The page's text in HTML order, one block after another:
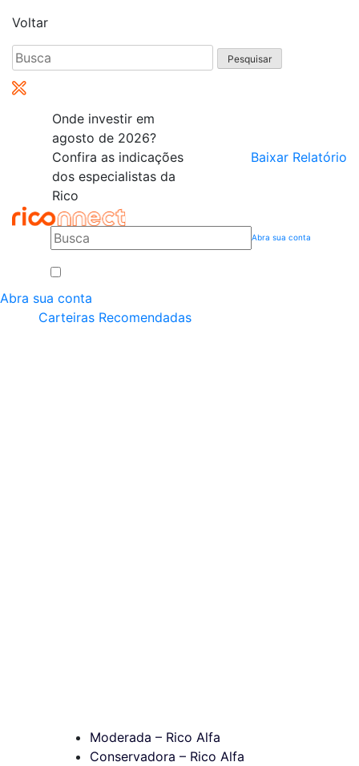
Voltar
Pesquisar
por:
Onde investir em
agosto de 2026?
Confira as indicações
dos especialistas da
Rico
Baixar Relatório
Abra sua conta
Abra sua conta
Carteiras Recomendadas
Moderada – Rico Alfa
Conservadora – Rico Alfa